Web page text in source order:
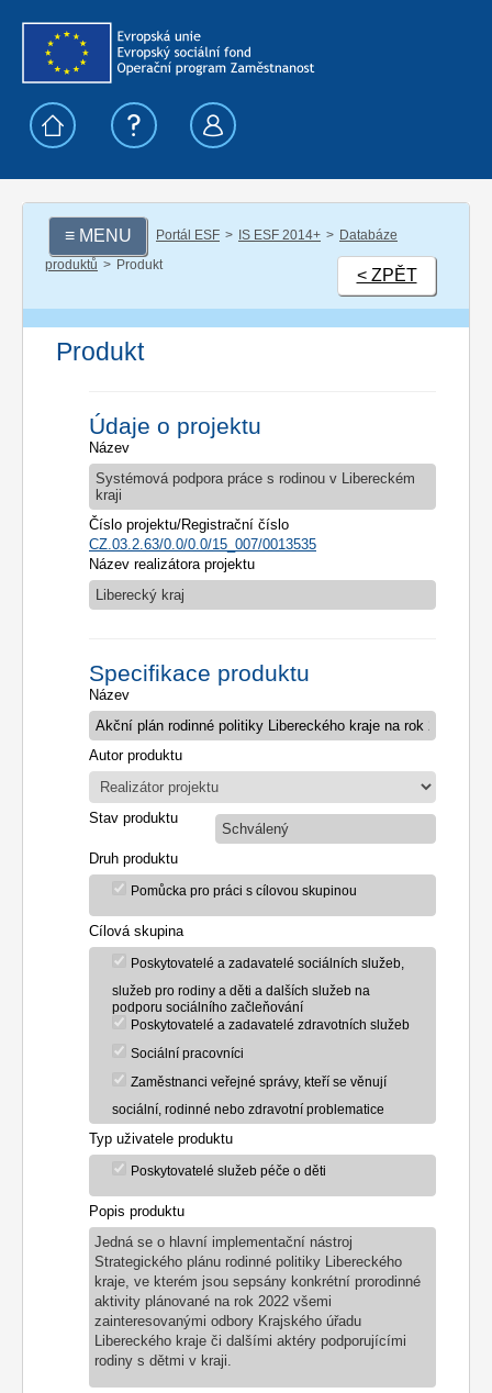
≡ MENU Portál ESF IS ESF 2014+
Databáze
produktů
Produkt
< ZPĚT
Produkt
Údaje o projektu
Název
Systémová podpora práce s rodinou v Libereckém
kraji
Číslo projektu/Registrační číslo
CZ.03.2.63/0.0/0.0/15_007/0013535
Název realizátora projektu
Liberecký kraj
Specifikace produktu
Název
Autor produktu
Stav produktu
Schválený
Druh produktu
Pomůcka pro práci s cílovou skupinou
Cílová skupina
Poskytovatelé a zadavatelé sociálních služeb,
služeb pro rodiny a děti a dalších služeb na
podporu sociálního začleňování
Poskytovatelé a zadavatelé zdravotních služeb
Sociální pracovníci
Zaměstnanci veřejné správy, kteří se věnují
sociální, rodinné nebo zdravotní problematice
Typ uživatele produktu
Poskytovatelé služeb péče o děti
Popis produktu
Jedná se o hlavní implementační nástroj
Strategického plánu rodinné politiky Libereckého
kraje, ve kterém jsou sepsány konkrétní prorodinné
aktivity plánované na rok 2022 všemi
zainteresovanými odbory Krajského úřadu
Libereckého kraje či dalšími aktéry podporujícími
rodiny s dětmi v kraji.